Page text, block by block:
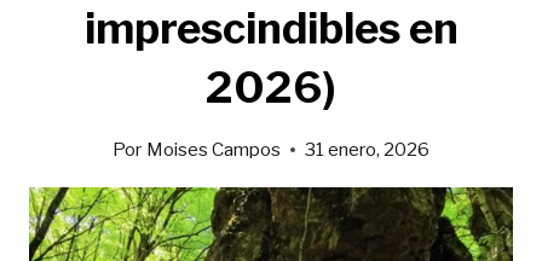
imprescindibles en
2026)
Por Moises Campos 31 enero, 2026